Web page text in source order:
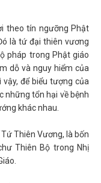
theo tín ngưỡng Phật
là tứ đại thiên vương
pháp trong Phật giáo
dỗ và nguy hiểm của
để biểu tượng của
những tổn hại về bệnh
khác nhau.
Thiên Vương, là bốn
Thiên Bộ trong Nhị